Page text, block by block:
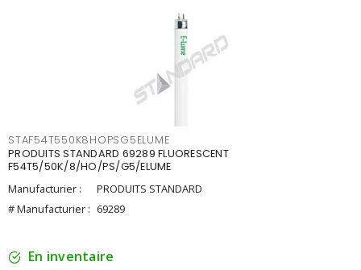
STAF54T550K8HOPSG5ELUME
PRODUITS STANDARD 69289 FLUORESCENT
F54T5/50K/8/HO/PS/G5/ELUME
Manufacturier :
PRODUITS STANDARD
# Manufacturier : 69289
En inventaire